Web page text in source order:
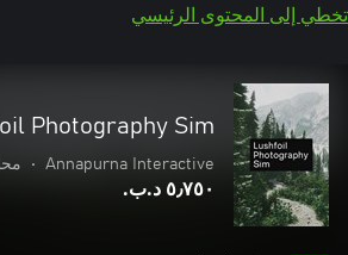
تخطي إلى المحتوى الرئيسي
Photography Sim
Annapurna Interactive
•
٥٫٧٥٠ د.ب.‏